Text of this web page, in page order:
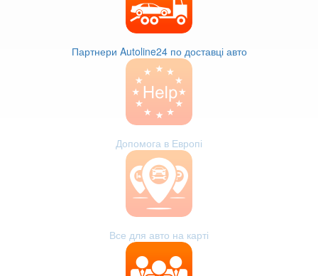
Партнери Autoline24 по доставці авто
Допомога в Европі
Все для авто на карті